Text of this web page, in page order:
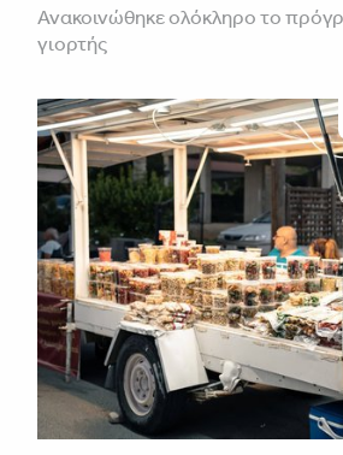
Ανακοινώθηκε ολόκληρο το
γιορτής